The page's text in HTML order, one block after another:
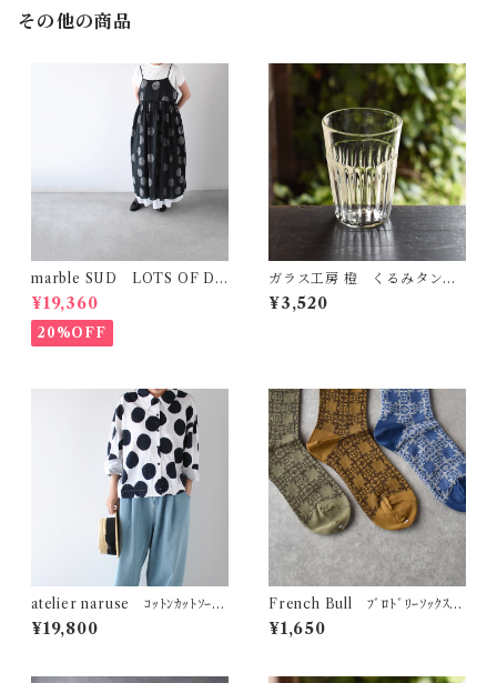
その他の商品
marble SUD LOTS OF DO
T ｷﾞｬｻﾞｰｷｬﾐﾜﾝﾋﾟｰｽ (ﾌﾞﾗｯｸ)
¥19,360
20%OFF
ガラス工房 橙 くるみタンブ
ラー・S（しのぎ）
¥3,520
atelier naruse ｺｯﾄﾝｶｯﾄｿｰﾌﾞ
ﾗｳｽ ～mizutama～ (ﾎﾜｲﾄ) F
07098
¥19,800
French Bull ﾌﾞﾛﾄﾞﾘｰｿｯｸｽ
11-26254
¥1,650